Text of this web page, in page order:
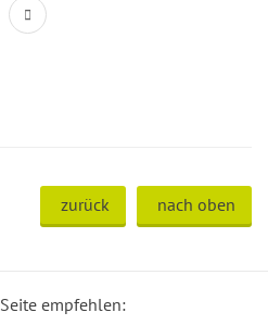
zurück nach oben
Seite empfehlen: